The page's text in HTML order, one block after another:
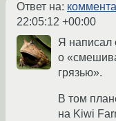
Ответ на:
22:05:12 +00:00
Я написал
о
грязью».
В том
на Kiwi